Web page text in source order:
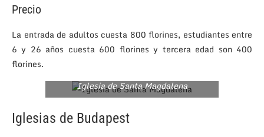
Precio
La entrada de adultos cuesta 800 florines, estudiantes entre
6 y 26 años cuesta 600 florines y tercera edad son 400
florines.
Iglesia de Santa Magdalena
Iglesias de Budapest